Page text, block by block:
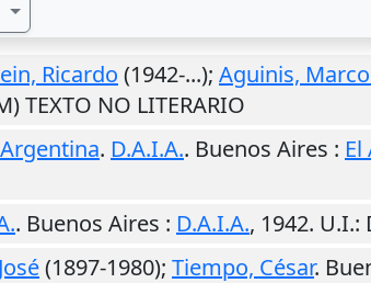
Ricardo (1942-...); Aguinis,
TEXTO NO LITERARIO
. D.A.I.A.. Buenos Aires : El
. Buenos Aires : D.A.I.A., 1942. U.I.:
(1897-1980); Tiempo, César.